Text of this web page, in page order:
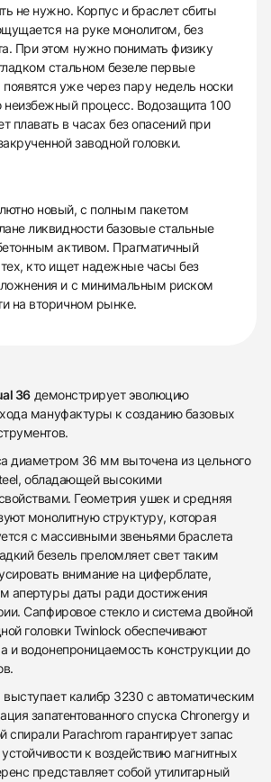
не нужно. Корпус и браслет сбиты
на руке монолитом, без
При этом нужно понимать физику
стальном безеле первые
уже через пару недель носки
процесс. Водозащита 100
плавать в часах без опасений при
заводной головки.
новый, с полным пакетом
ликвидности базовые стальные
активом. Прагматичный
кто ищет надежные часы без
и с минимальным риском
на вторичном рынке.
36 демонстрирует эволюцию
мануфактуры к созданию базовых
диаметром 36 мм выточена из цельного
обладающей высокими
Геометрия ушек и средняя
монолитную структуру, которая
с массивными звеньями браслета
безель преломляет свет таким
внимание на циферблате,
апертуры даты ради достижения
Сапфировое стекло и система двойной
головки Twinlock обеспечивают
и водонепроницаемость конструкции до
калибр 3230 с автоматическим
запатентованного спуска Chronergy и
спирали Parachrom гарантирует запас
к воздействию магнитных
представляет собой утилитарный